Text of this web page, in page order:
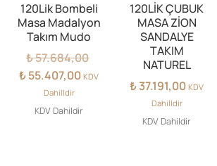
120Lik Bombeli
Masa Madalyon
Takım Mudo
₺57.684,00
fiyat:
₺ 57.684,00.
₺55.407,00Şu
₺ 55.407,00.
KDV
Dahilldir
KDV Dahildir
120LİK ÇUBUK
MASA ZİON
SANDALYE
TAKIM
NATUREL
₺37.191,00 KDV
Dahilldir
KDV Dahildir